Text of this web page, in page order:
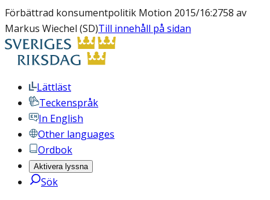
Förbättrad konsumentpolitik Motion 2015/16:2758 av
Markus Wiechel (SD)Till innehåll på sidan
Lättläst
Teckenspråk
In English
Other languages
Ordbok
Aktivera lyssna
Sök